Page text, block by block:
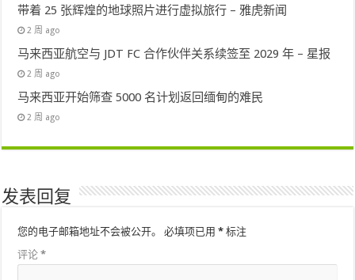
带着 25 张辉煌的地球照片进行虚拟旅行 – 雅虎新闻
2 周 ago
马来西亚航空与 JDT FC 合作伙伴关系续签至 2029 年 – 星报
2 周 ago
马来西亚开始筛查 5000 名计划返回缅甸的难民
2 周 ago
发表回复
您的电子邮箱地址不会被公开。 必填项已用* 标注
评论*